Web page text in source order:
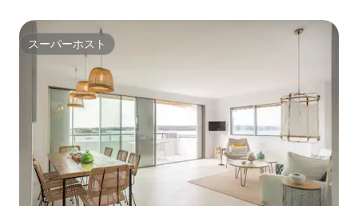
スーパーホスト
スーパーホスト